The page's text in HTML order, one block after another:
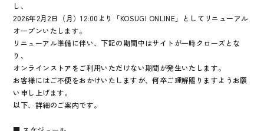
し、
2026年2月2日（月）12:00より「KOSUGI ONLINE」としてリニューアル
オープンいたします。
リニューアル準備に伴い、下記の期間中はサイトが一時クローズとな
り、
オンラインストアをご利用いただけない期間が発生いたします。
お客様にはご不便をおかけいたしますが、何卒ご理解賜りますようお願
い申し上げます。
以下、詳細のご案内です。